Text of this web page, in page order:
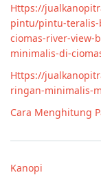
Https://
pintu/pintu-teralis-
ciomas-river-view-
minimalis-di-
Https://
ringan-minimalis-
Cara Menghitung
Kanopi